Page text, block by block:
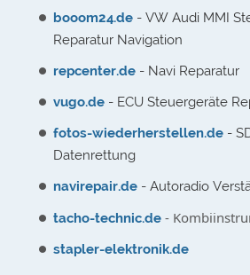
booom24.de - VW Audi MMI
Reparatur Navigation
repcenter.de - Navi Reparatur
vugo.de - ECU Steuergeräte
fotos-wiederherstellen.de -
Datenrettung
navirepair.de - Autoradio
tacho-technic.de -
stapler-elektronik.de